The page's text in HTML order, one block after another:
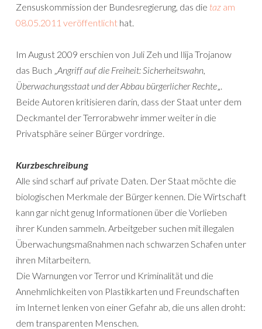
Zensuskommission der Bundesregierung, das die taz am
08.05.2011 veröffentlicht hat.
Im August 2009 erschien von Juli Zeh und Ilija Trojanow
das Buch „Angriff auf die Freiheit: Sicherheitswahn,
Überwachungsstaat und der Abbau bürgerlicher Rechte„.
Beide Autoren kritisieren darin, dass der Staat unter dem
Deckmantel der Terrorabwehr immer weiter in die
Privatsphäre seiner Bürger vordringe.
Kurzbeschreibung
Alle sind scharf auf private Daten. Der Staat möchte die
biologischen Merkmale der Bürger kennen. Die Wirtschaft
kann gar nicht genug Informationen über die Vorlieben
ihrer Kunden sammeln. Arbeitgeber suchen mit illegalen
Überwachungsmaßnahmen nach schwarzen Schafen unter
ihren Mitarbeitern.
Die Warnungen vor Terror und Kriminalität und die
Annehmlichkeiten von Plastikkarten und Freundschaften
im Internet lenken von einer Gefahr ab, die uns allen droht:
dem transparenten Menschen.